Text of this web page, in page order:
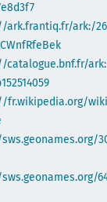
ark.frantiq.fr/ark:/
catalogue.bnf.fr/
fr.wikipedia.org/